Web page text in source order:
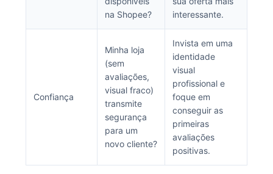
na Shopee?
interessante.
Confiança
Minha loja
(sem
avaliações,
visual fraco)
transmite
segurança
para um
novo cliente?
Invista em uma
identidade
visual
profissional e
foque em
conseguir as
primeiras
avaliações
positivas.